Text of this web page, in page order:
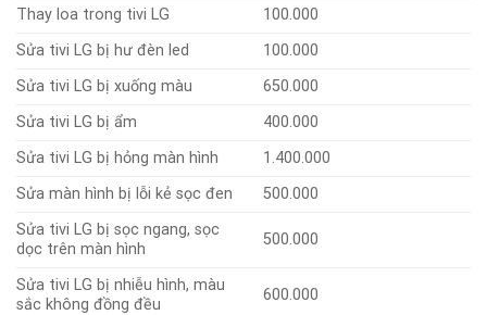
Thay loa trong tivi LG
100.000
Sửa tivi LG bị hư đèn led
100.000
Sửa tivi LG bị xuống màu
650.000
Sửa tivi LG bị ẩm
400.000
Sửa tivi LG bị hỏng màn hình
1.400.000
Sửa màn hình bị lỗi kẻ sọc đen
500.000
Sửa tivi LG bị sọc ngang, sọc
dọc trên màn hình
500.000
Sửa tivi LG bị nhiễu hình, màu
sắc không đồng đều
600.000